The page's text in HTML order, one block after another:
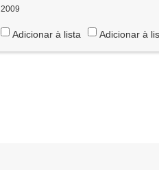
2009
Adicionar à lista Adicionar à